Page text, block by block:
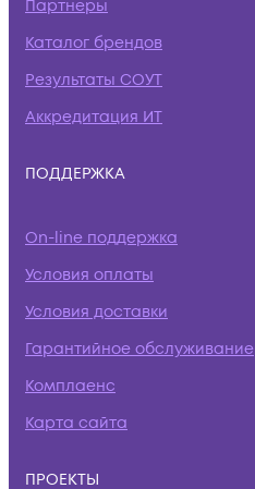
Партнеры
Каталог брендов
Результаты СОУТ
Аккредитация ИТ
ПОДДЕРЖКА
On-line поддержка
Условия оплаты
Условия доставки
Гарантийное обслуживание
Комплаенс
Карта сайта
ПРОЕКТЫ